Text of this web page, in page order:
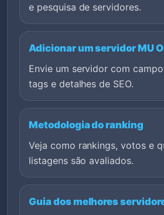
e pesquisa de servidores.
Adicionar um servidor MU
Envie um servidor com
tags e detalhes de SEO.
Metodologia do ranking
Veja como rankings, votos e
listagens são avaliados.
Guia dos melhores